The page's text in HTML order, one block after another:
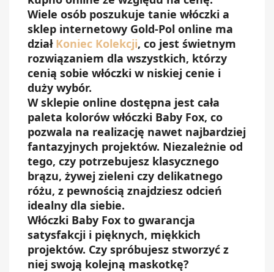
Wiele osób poszukuje tanie włóczki a
sklep internetowy Gold-Pol online ma
dział Koniec Kolekcji, co jest świetnym
rozwiązaniem dla wszystkich, którzy
cenią sobie włóczki w niskiej cenie i
duży wybór.
W sklepie online dostępna jest cała
paleta kolorów włóczki Baby Fox, co
pozwala na realizację nawet najbardziej
fantazyjnych projektów. Niezależnie od
tego, czy potrzebujesz klasycznego
brązu, żywej zieleni czy delikatnego
różu, z pewnością znajdziesz odcień
idealny dla siebie.
Włóczki Baby Fox to gwarancja
satysfakcji i pięknych, miękkich
projektów. Czy spróbujesz stworzyć z
niej swoją kolejną maskotkę?